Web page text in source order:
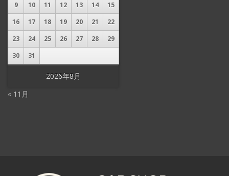
2026年8月
9
10 11 12 13 14
15
16
17 18 19 20 21
22
23
24 25 26 27 28
29
30
31
« 11月